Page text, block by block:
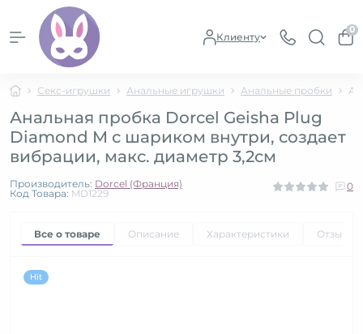
Клиенту
0
Секс-игрушки Анальные игрушки Анальные пробки
Анальная пробка Dorcel Geisha Plug
Diamond M с шариком внутри, создает
вибрации, макс. диаметр 3,2см
Производитель: Dorcel (Франция)
Код Товара: MD1229
0
Все о товаре Описание Характеристики Отзывы
Hit